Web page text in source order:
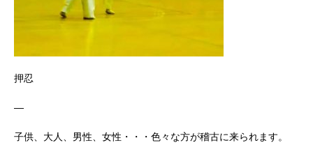
押忍
—
子供、大人、男性、女性・・・色々な方が稽古に来られます。